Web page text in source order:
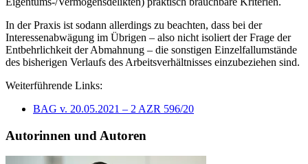
In der Praxis ist sodann allerdings zu beachten, dass bei der
Interessenabwägung im Übrigen – also nicht isoliert der Frage der
Entbehrlichkeit der Abmahnung – die sonstigen Einzelfallumstände
des bisherigen Verlaufs des Arbeitsverhältnisses einzubeziehen sind.
Weiterführende Links:
BAG v. 20.05.2021 – 2 AZR 596/20
Autorinnen und Autoren